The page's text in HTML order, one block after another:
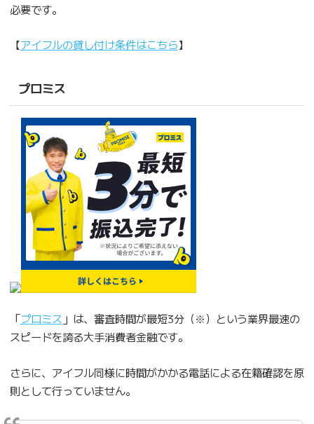
必要です。
【アイフルの貸し付け条件はこちら】
プロミス
「プロミス 」は、審査時間が最短3分（※）という業界最速の
スピードを誇る大手消費者金融です。
さらに、アイフル同様に時間がかかる電話による在籍確認を原
則として行っていません。